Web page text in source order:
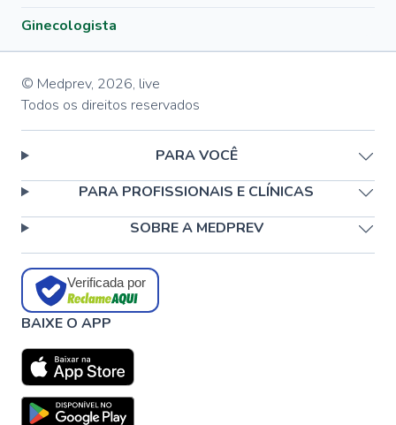
Ginecologista
© Medprev, 2026, live
Todos os direitos reservados
PARA VOCÊ
PARA PROFISSIONAIS E CLÍNICAS
SOBRE A MEDPREV
Verificada por
BAIXE O APP